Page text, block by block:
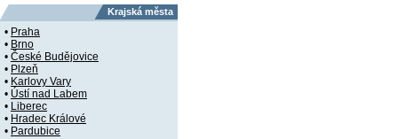
Krajská města
• Praha
• Brno
• České Budějovice
• Plzeň
• Karlovy Vary
• Ústí nad Labem
• Liberec
• Hradec Králové
• Pardubice